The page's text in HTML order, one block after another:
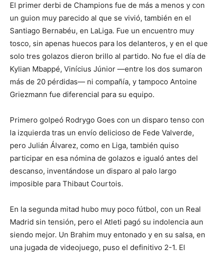
El primer derbi de Champions fue de más a menos y con
un guion muy parecido al que se vivió, también en el
Santiago Bernabéu, en LaLiga. Fue un encuentro muy
tosco, sin apenas huecos para los delanteros, y en el que
solo tres golazos dieron brillo al partido. No fue el día de
Kylian Mbappé, Vinícius Júnior —entre los dos sumaron
más de 20 pérdidas— ni compañía, y tampoco Antoine
Griezmann fue diferencial para su equipo.
Primero golpeó Rodrygo Goes con un disparo tenso con
la izquierda tras un envío delicioso de Fede Valverde,
pero Julián Álvarez, como en Liga, también quiso
participar en esa nómina de golazos e igualó antes del
descanso, inventándose un disparo al palo largo
imposible para Thibaut Courtois.
En la segunda mitad hubo muy poco fútbol, con un Real
Madrid sin tensión, pero el Atleti pagó su indolencia aun
siendo mejor. Un Brahim muy entonado y en su salsa, en
una jugada de videojuego, puso el definitivo 2-1. El